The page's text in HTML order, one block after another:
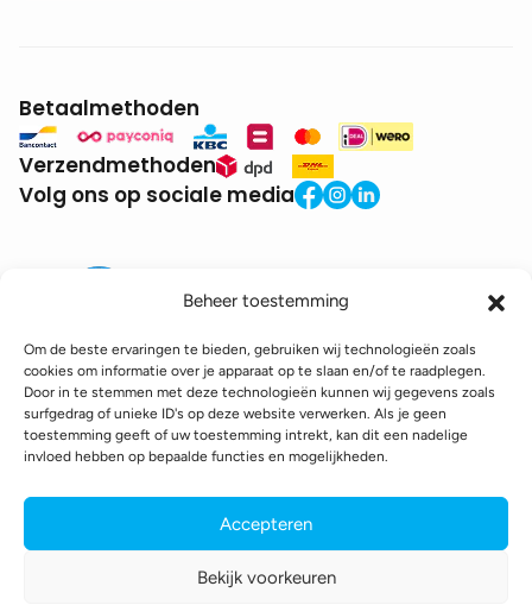
Beheer toestemming
Om de beste ervaringen te bieden, gebruiken wij technologieën zoals
cookies om informatie over je apparaat op te slaan en/of te raadplegen.
Door in te stemmen met deze technologieën kunnen wij gegevens zoals
surfgedrag of unieke ID's op deze website verwerken. Als je geen
toestemming geeft of uw toestemming intrekt, kan dit een nadelige
invloed hebben op bepaalde functies en mogelijkheden.
Accepteren
Bekijk voorkeuren
Betaalmethoden
Verzendmethoden
Volg ons op sociale media
BTW: BE0771.941.935
© 2025 DroneDepot. Alle rechten voorbehouden.
Toegankelijkheidsverklaring
webshop gemaakt doorconversal